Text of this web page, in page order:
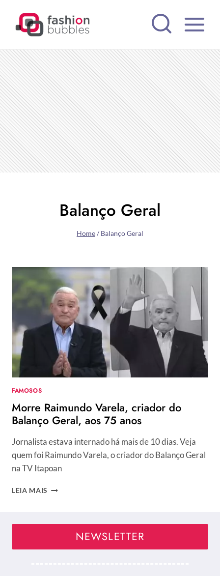
Balanço Geral
Home/ Balanço Geral
FAMOSOS
Morre Raimundo Varela, criador do
Balanço Geral, aos 75 anos
Jornalista estava internado há mais de 10 dias. Veja
quem foi Raimundo Varela, o criador do Balanço Geral
na TV Itapoan
LEIA MAIS MORRE
BALANÇO
GERAL,
NEWSLETTER